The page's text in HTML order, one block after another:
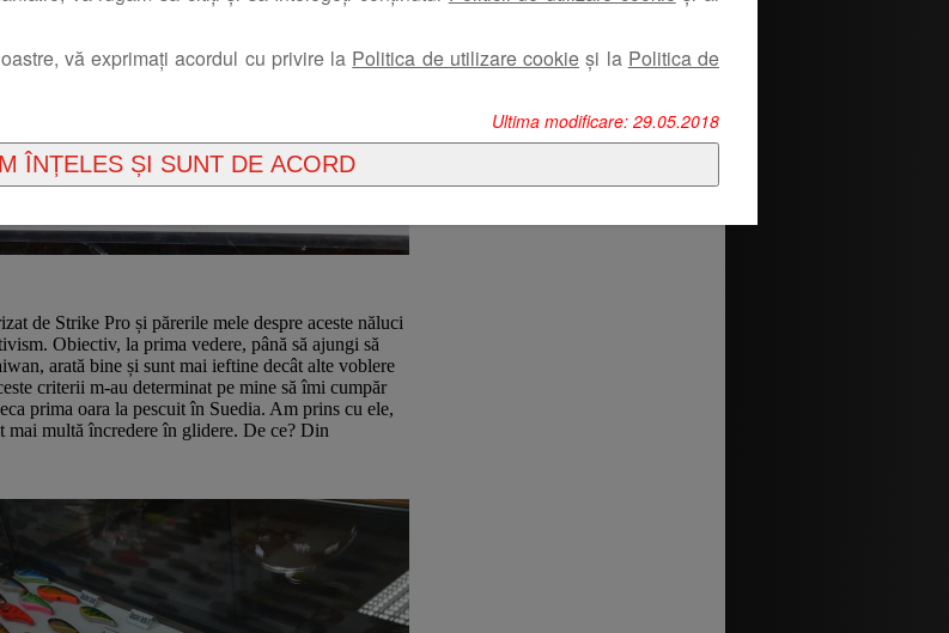
vă exprimați acordul cu privire la Politica de utilizare cookie și la Politica de
Ultima modificare: 29.05.2018
de Strike Pro și părerile mele despre aceste năluci
Obiectiv, la prima vedere, până să ajungi să
arată bine și sunt mai ieftine decât alte voblere
criterii m-au determinat pe mine să îmi cumpăr
prima oara la pescuit în Suedia. Am prins cu ele,
mai multă încredere în glidere. De ce? Din